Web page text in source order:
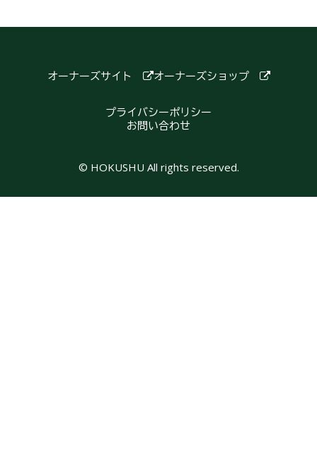
オーナーズサイト オーナーズショップ
プライバシーポリシー
お問い合わせ
© HOKUSHU All rights reserved.